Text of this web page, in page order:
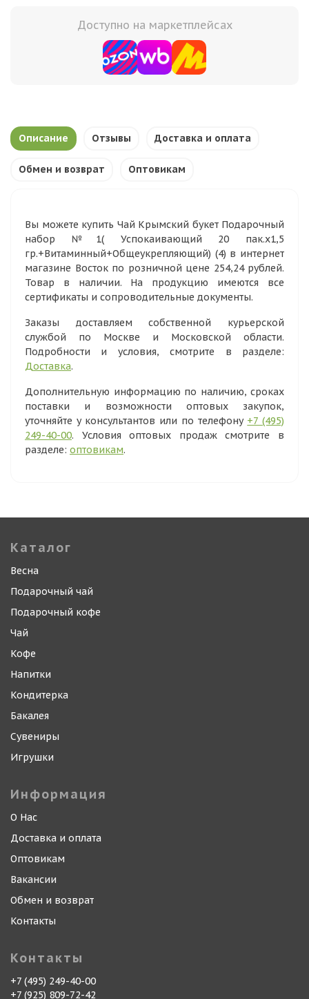
Доступно на маркетплейсах
Описание Отзывы Доставка и оплата
Обмен и возврат Оптовикам
Вы можете купить Чай Крымский букет Подарочный
набор №1( Успокаивающий 20 пак.х1,5
гр.+Витаминный+Общеукрепляющий) (4) в интернет
магазине Восток по розничной цене 254,24 рублей.
Товар в наличии. На продукцию имеются все
сертификаты и сопроводительные документы.
Заказы доставляем собственной курьерской
службой по Москве и Московской области.
Подробности и условия, смотрите в разделе:
Доставка.
Дополнительную информацию по наличию, сроках
поставки и возможности оптовых закупок,
уточняйте у консультантов или по телефону +7 (495)
249-40-00. Условия оптовых продаж смотрите в
разделе: оптовикам.
Каталог
Весна
Подарочный чай
Подарочный кофе
Чай
Кофе
Напитки
Кондитерка
Бакалея
Сувениры
Игрушки
Информация
О Нас
Доставка и оплата
Оптовикам
Вакансии
Обмен и возврат
Контакты
Контакты
+7 (495) 249-40-00
+7 (925) 809-72-42